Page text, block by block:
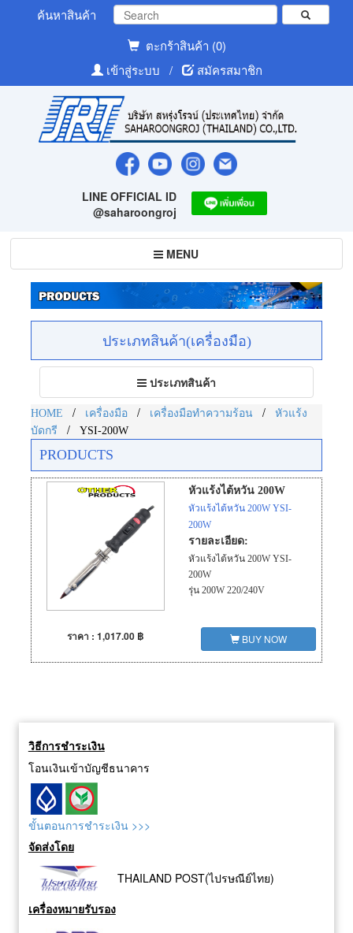
ค้นหาสินค้า
ตะกร้าสินค้า (0)
เข้าสู่ระบบ
/ สมัครสมาชิก
LINE OFFICIAL ID
@saharoongroj
Toggle
navigation
MENU
ประเภทสินค้า(เครื่องมือ)
Toggle
navigation
ประเภทสินค้า
HOME / เครื่องมือ / เครื่องมือทำความร้อน /
หัวแร้ง
บัดกรี
/ YSI-200W
PRODUCTS
หัวแร้งไต้หวัน 200W
หัวแร้งไต้หวัน 200W YSI-
200W
รายละเอียด:
หัวแร้งไต้หวัน 200W YSI-
200W
รุ่น 200W 220/240V
ราคา : 1,017.00 ฿ BUY NOW
วิธีการชำระเงิน
โอนเงินเข้าบัญชีธนาคาร
ขั้นตอนการชำระเงิน >>>
จัดส่งโดย
THAILAND POST(ไปรษณีย์ไทย)
เครื่องหมายรับรอง